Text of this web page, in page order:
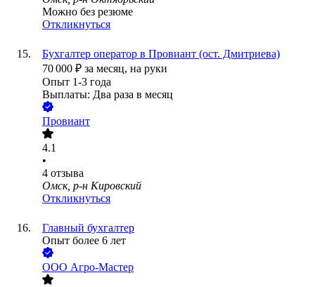
Можно без резюме
Откликнуться
Бухгалтер оператор в Провиант (ост. Дмитриева)
70 000 ₽ за месяц, на руки
Опыт 1-3 года
Выплаты: Два раза в месяц
Провиант
4.1
•
4 отзыва
Омск, р-н Кировский
Откликнуться
Главный бухгалтер
Опыт более 6 лет
ООО Агро-Мастер